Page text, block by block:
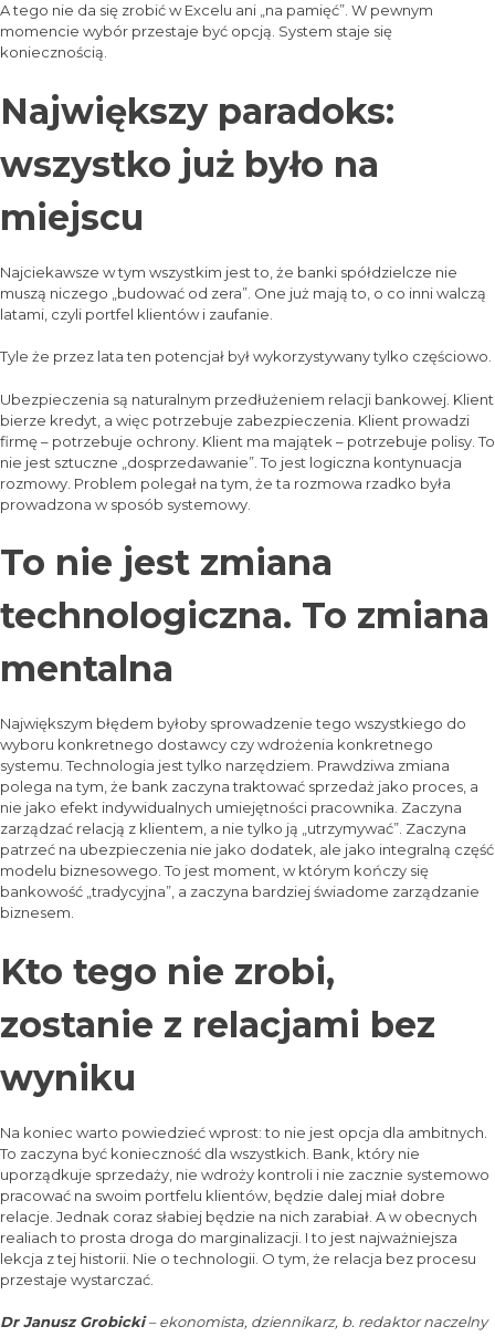
A tego nie da się zrobić w Excelu ani „na pamięć”. W pewnym
momencie wybór przestaje być opcją. System staje się
koniecznością.
Największy paradoks:
wszystko już było na
miejscu
Najciekawsze w tym wszystkim jest to, że banki spółdzielcze nie
muszą niczego „budować od zera”. One już mają to, o co inni walczą
latami, czyli portfel klientów i zaufanie.
Tyle że przez lata ten potencjał był wykorzystywany tylko częściowo.
Ubezpieczenia są naturalnym przedłużeniem relacji bankowej. Klient
bierze kredyt, a więc potrzebuje zabezpieczenia. Klient prowadzi
firmę – potrzebuje ochrony. Klient ma majątek – potrzebuje polisy. To
nie jest sztuczne „dosprzedawanie”. To jest logiczna kontynuacja
rozmowy. Problem polegał na tym, że ta rozmowa rzadko była
prowadzona w sposób systemowy.
To nie jest zmiana
technologiczna. To zmiana
mentalna
Największym błędem byłoby sprowadzenie tego wszystkiego do
wyboru konkretnego dostawcy czy wdrożenia konkretnego
systemu. Technologia jest tylko narzędziem. Prawdziwa zmiana
polega na tym, że bank zaczyna traktować sprzedaż jako proces, a
nie jako efekt indywidualnych umiejętności pracownika. Zaczyna
zarządzać relacją z klientem, a nie tylko ją „utrzymywać”. Zaczyna
patrzeć na ubezpieczenia nie jako dodatek, ale jako integralną część
modelu biznesowego. To jest moment, w którym kończy się
bankowość „tradycyjna”, a zaczyna bardziej świadome zarządzanie
biznesem.
Kto tego nie zrobi,
zostanie z relacjami bez
wyniku
Na koniec warto powiedzieć wprost: to nie jest opcja dla ambitnych.
To zaczyna być konieczność dla wszystkich. Bank, który nie
uporządkuje sprzedaży, nie wdroży kontroli i nie zacznie systemowo
pracować na swoim portfelu klientów, będzie dalej miał dobre
relacje. Jednak coraz słabiej będzie na nich zarabiał. A w obecnych
realiach to prosta droga do marginalizacji. I to jest najważniejsza
lekcja z tej historii. Nie o technologii. O tym, że relacja bez procesu
przestaje wystarczać.
Dr Janusz Grobicki– ekonomista, dziennikarz, b. redaktor naczelny